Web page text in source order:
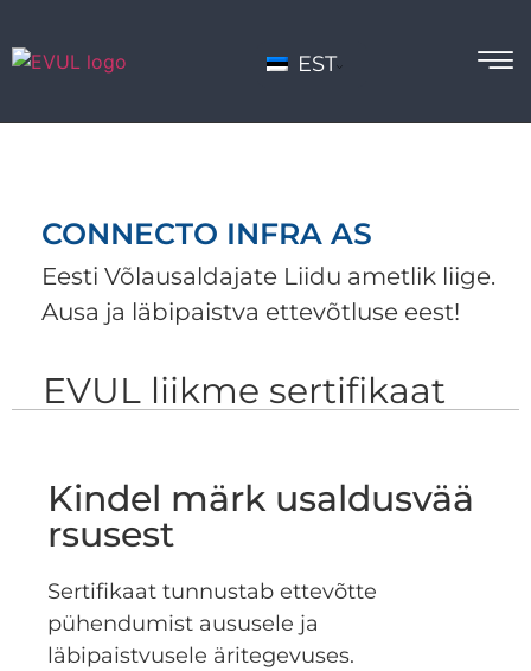
EST
CONNECTO INFRA AS
Eesti Võlausaldajate Liidu ametlik liige.
Ausa ja läbipaistva ettevõtluse eest!
EVUL liikme sertifikaat
Kindel märk usaldusvää
rsusest
Sertifikaat tunnustab ettevõtte
pühendumist aususele ja
läbipaistvusele äritegevuses.